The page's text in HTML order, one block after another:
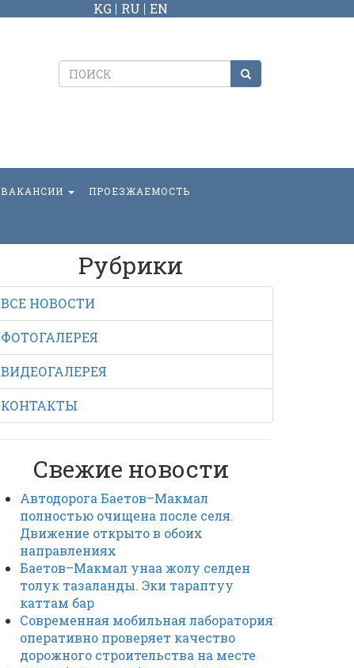
KG RU EN
ВАКАНСИИ ПРОЕЗЖАЕМОСТЬ
Рубрики
ВСЕ НОВОСТИ
ФОТОГАЛЕРЕЯ
ВИДЕОГАЛЕРЕЯ
КОНТАКТЫ
Свежие новости
Автодорога Баетов–Макмал
полностью очищена после селя.
Движение открыто в обоих
направлениях
Баетов–Макмал унаа жолу селден
толук тазаланды. Эки тараптуу
каттам бар
Современная мобильная лаборатория
оперативно проверяет качество
дорожного строительства на месте